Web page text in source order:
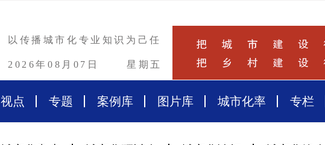
以传播城市化专业知识为己任
2026年08月07日 星期五
视点 专题 案例库 图片库 城市化率 专栏